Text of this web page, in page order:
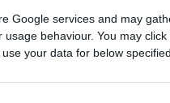
Google services and may
behaviour. You may
your data for below
professionale,
dalla regione
o familiari non